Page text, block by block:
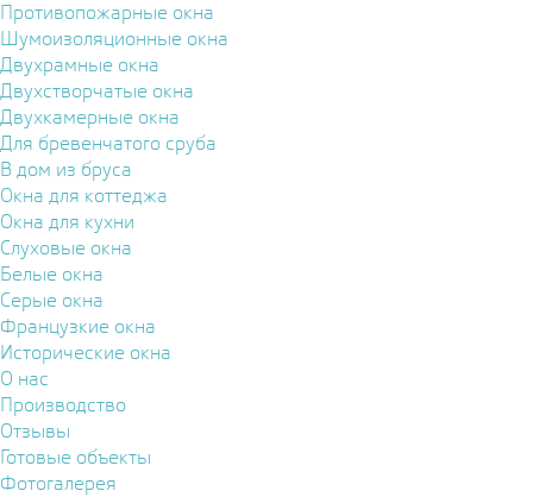
Противопожарные окна
Шумоизоляционные окна
Двухрамные окна
Двухстворчатые окна
Двухкамерные окна
Для бревенчатого сруба
В дом из бруса
Окна для коттеджа
Окна для кухни
Слуховые окна
Белые окна
Серые окна
Французкие окна
Исторические окна
О нас
Производство
Отзывы
Готовые объекты
Фотогалерея